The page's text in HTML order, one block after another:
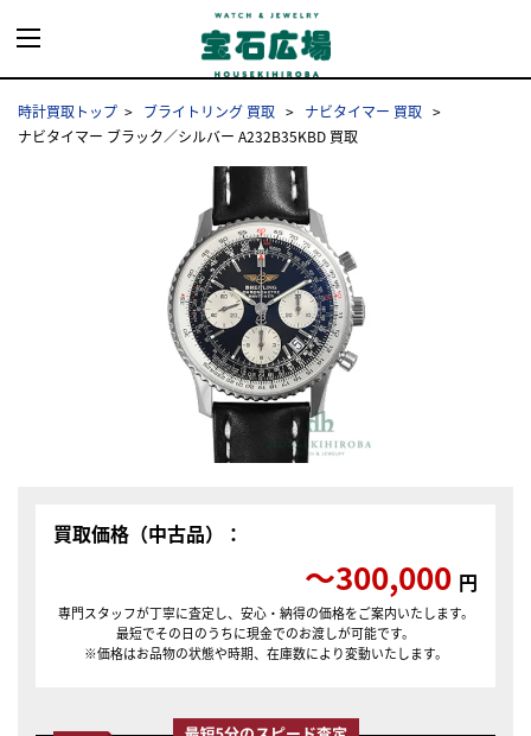
時計買取トップ ブライトリング 買取
ナビタイマー 買取
ナビタイマー ブラック／シルバー A232B35KBD 買取
買取価格（中古品）：
〜300,000 円
専門スタッフが丁寧に査定し、安心・納得の価格をご案内いたします。
最短でその日のうちに現金でのお渡しが可能です。
※価格はお品物の状態や時期、在庫数により変動いたします。